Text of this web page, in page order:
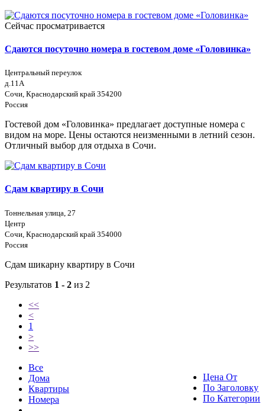
Сейчас просматривается
Сдаются посуточно номера в гостевом доме «Головинка»
Центральный переулок
д.11А
Сочи, Краснодарский край 354200
Россия
Гостевой дом «Головинка» предлагает доступные номера с
видом на море. Цены остаются неизменными в летний сезон.
Отличный выбор для отдыха в Сочи.
Сдам квартиру в Сочи
Тоннельная улица, 27
Центр
Сочи, Краснодарский край 354000
Россия
Сдам шикарну квартиру в Сочи
Результатов 1 - 2 из 2
<<
<
1
>
>>
Цена От
По Заголовку
По Категории
Все
Дома
Квартиры
Номера